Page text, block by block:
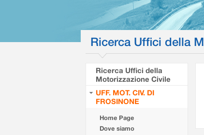
Ricerca Uffici della
Ricerca Uffici della
Motorizzazione Civile
UFF. MOT. CIV. DI
FROSINONE
Home Page
Dove siamo